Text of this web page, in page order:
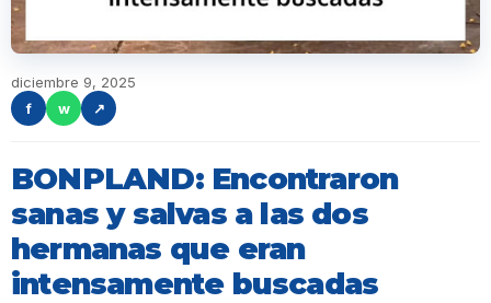
diciembre 9, 2025
f
w ↗
BONPLAND: Encontraron
sanas y salvas a las dos
hermanas que eran
intensamente buscadas